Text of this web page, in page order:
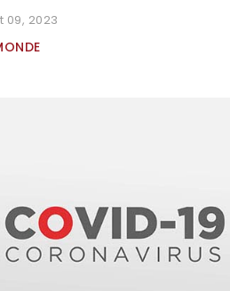
09, 2023